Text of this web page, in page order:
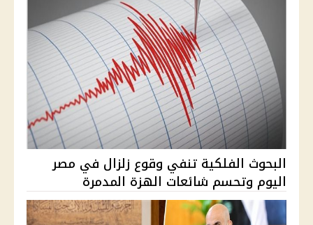
البحوث الفلكية تنفي وقوع زلزال في مصر
اليوم وتحسم شائعات الهزة المدمرة